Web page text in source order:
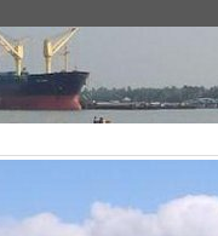
Themen
hinter dem Krieg im Jemen